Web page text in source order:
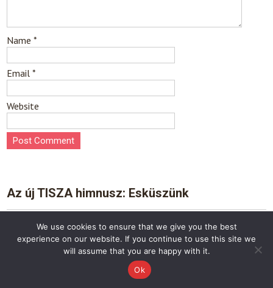
Name*
Email*
Website
Az új TISZA himnusz: Esküszünk
Player
We use cookies to ensure that we give you the best
experience on our website. If you continue to use this site we
will assume that you are happy with it.
Ok